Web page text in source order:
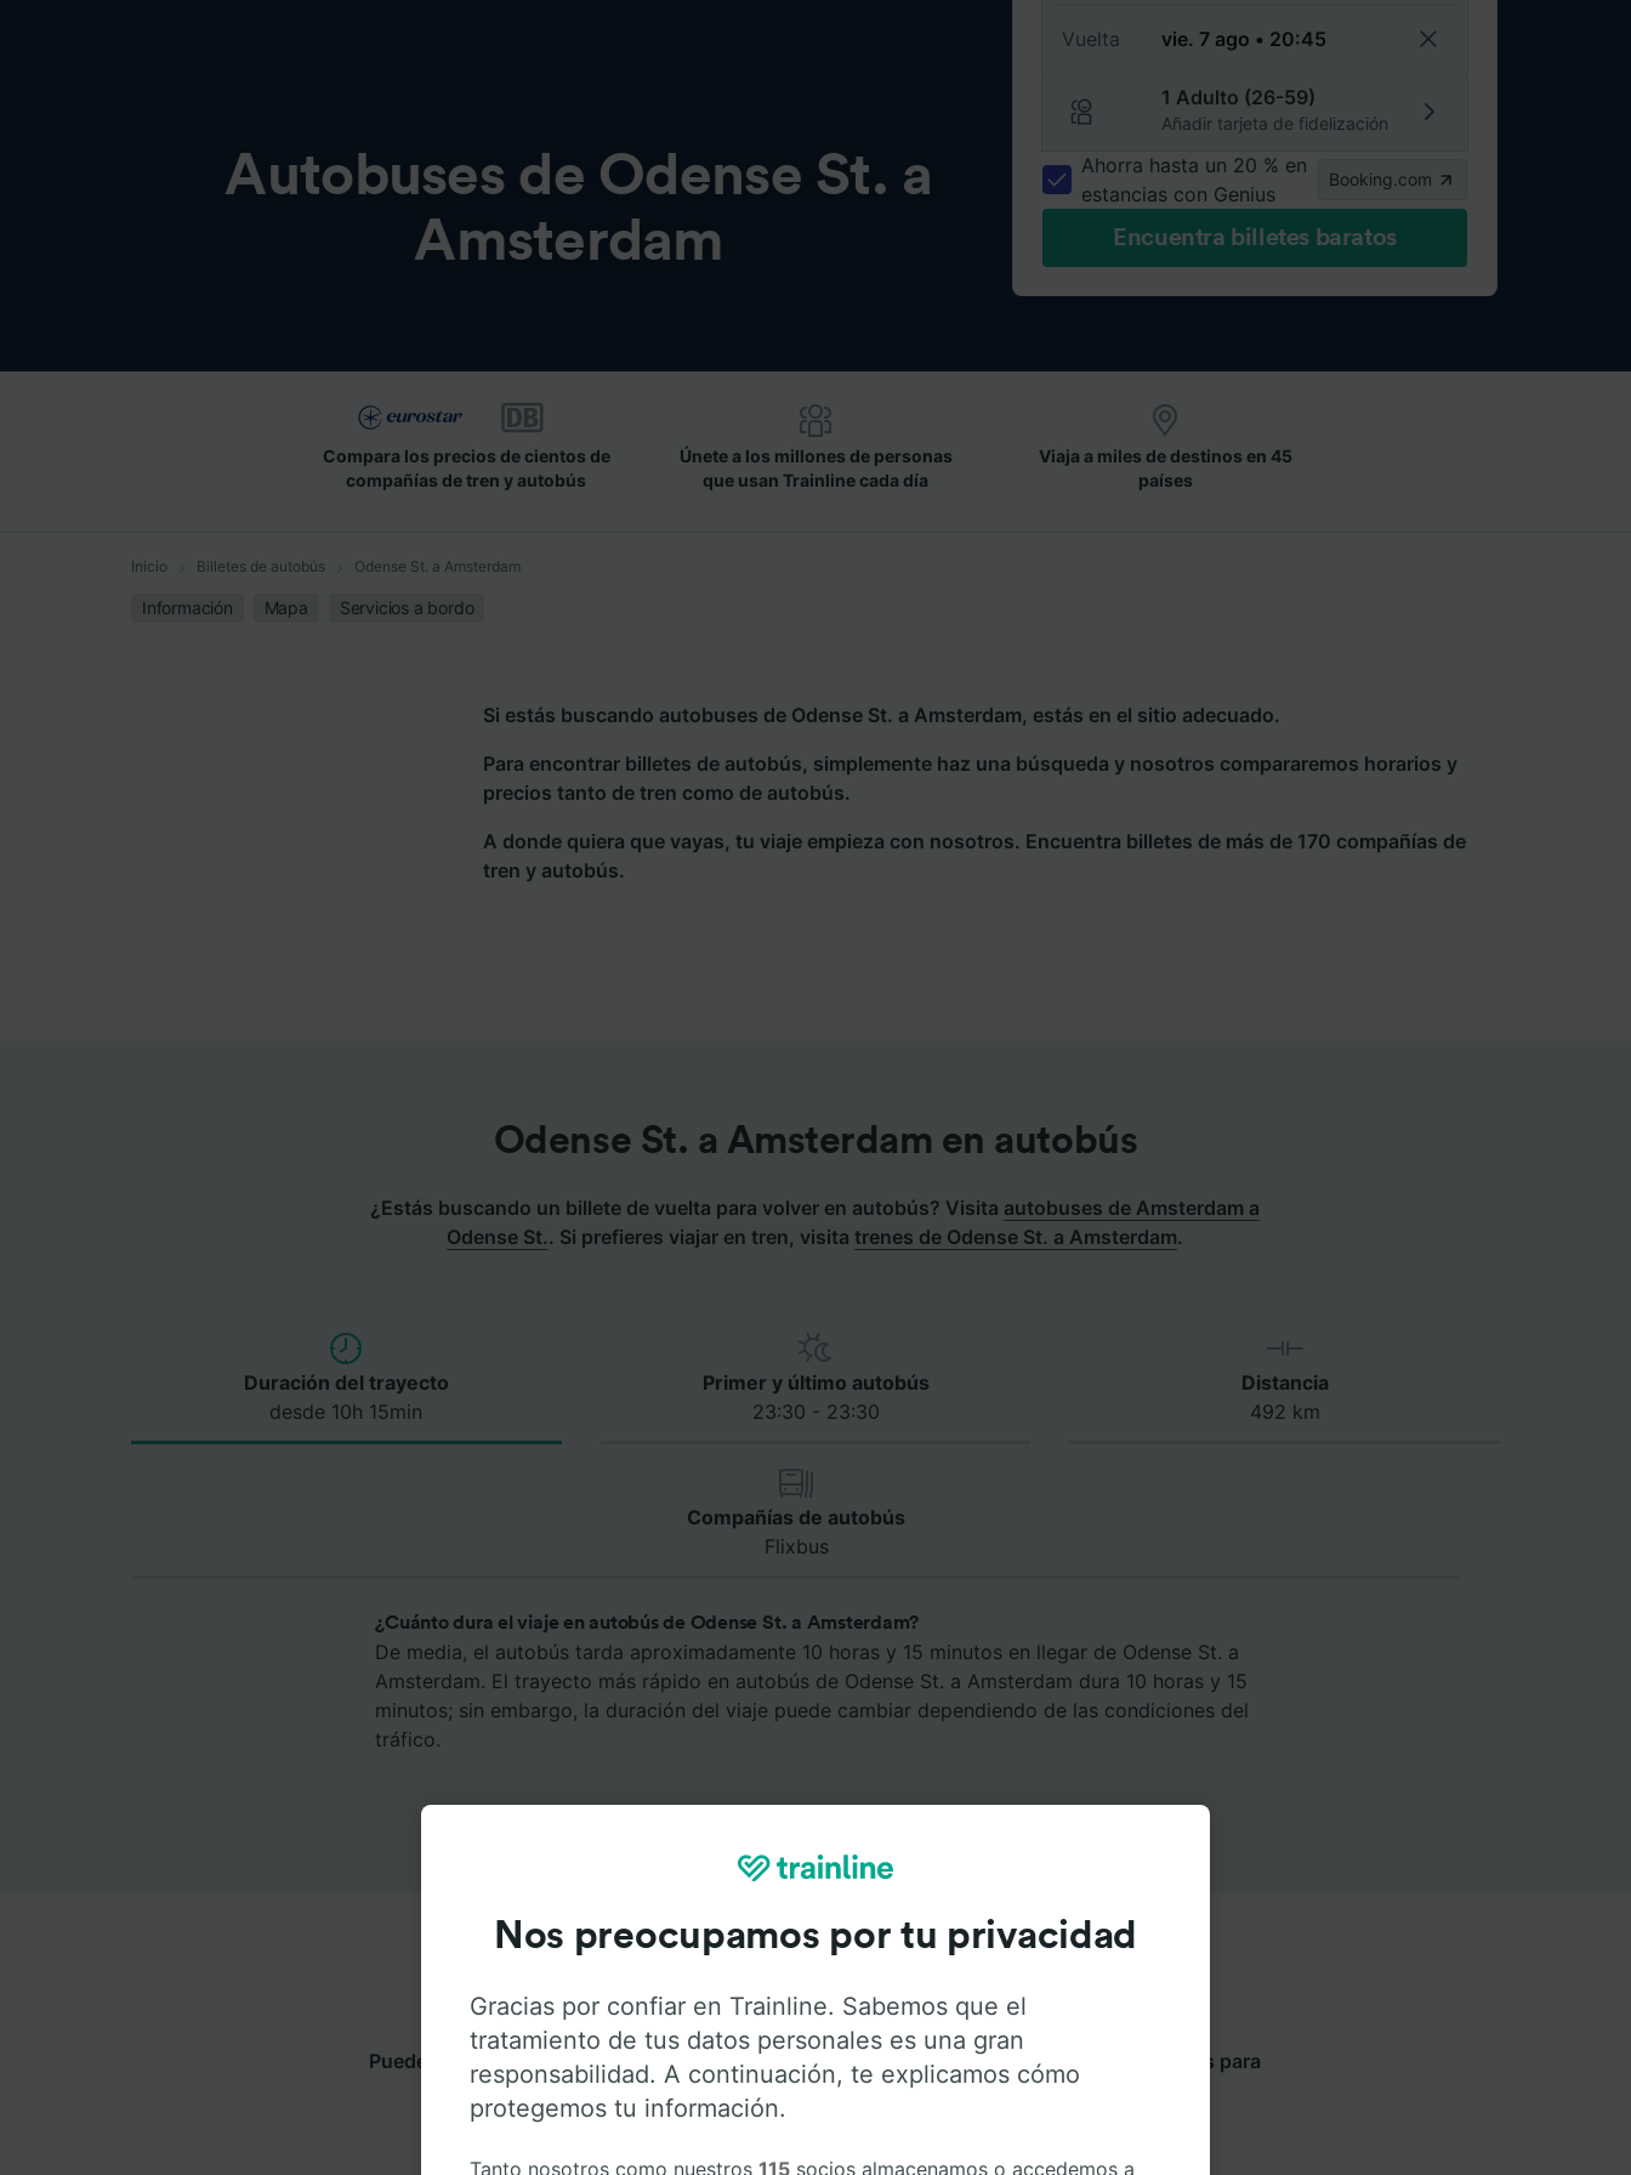
Autobuses de Odense St. a
Amsterdam
Vuelta
1 Adulto (26-59)
Añadir tarjeta de fidelización
Ahorra hasta un 20 % en
estancias con Genius
Booking.com
Encuentra billetes baratos
Compara los precios de cientos de
compañías de tren y autobús
Únete a los millones de personas
que usan Trainline cada día
Viaja a miles de destinos en 45
países
Inicio Billetes de autobús Odense St. a Amsterdam
Información Mapa Servicios a bordo
Si estás buscando autobuses de Odense St. a Amsterdam, estás en el sitio adecuado.
Para encontrar billetes de autobús, simplemente haz una búsqueda y nosotros compararemos horarios y
precios tanto de tren como de autobús.
A donde quiera que vayas, tu viaje empieza con nosotros. Encuentra billetes de más de 170 compañías de
tren y autobús.
Odense St. a Amsterdam en autobús
¿Estás buscando un billete de vuelta para volver en autobús? Visita autobuses de Amsterdam a
Odense St.. Si prefieres viajar en tren, visitatrenes de Odense St. a Amsterdam.
Duración del trayecto
desde 10h 15min
Primer y último autobús
23:30 - 23:30
Distancia
492 km
Compañías de autobús
Flixbus
¿Cuánto dura el viaje en autobús de Odense St. a Amsterdam?
De media, el autobús tarda aproximadamente 10 horas y 15 minutos en llegar de Odense St. a
Amsterdam. El trayecto más rápido en autobús de Odense St. a Amsterdam dura 10 horas y 15
minutos; sin embargo, la duración del viaje puede cambiar dependiendo de las condiciones del
tráfico.
Servicios a bordo
Puedes viajar de Odense St. a Amsterdam con Flixbus
. Haz click en las siguientes pestañas para
obtener más información sobre los servicios que ofrece cada compañía
Nos preocupamos por tu privacidad
Gracias por confiar en Trainline. Sabemos que el
tratamiento de tus datos personales es una gran
responsabilidad. A continuación, te explicamos cómo
protegemos tu información.
Tanto nosotros como nuestros 115 socios almacenamos o accedemos a